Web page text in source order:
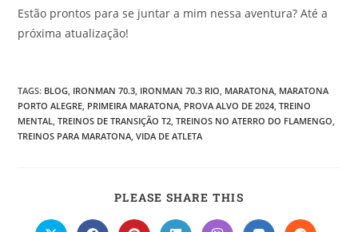
Estão prontos para se juntar a mim nessa aventura? Até a
próxima atualização!
TAGS: BLOG, IRONMAN 70.3, IRONMAN 70.3 RIO, MARATONA, MARATONA
PORTO ALEGRE, PRIMEIRA MARATONA, PROVA ALVO DE 2024, TREINO
MENTAL, TREINOS DE TRANSIÇÃO T2, TREINOS NO ATERRO DO FLAMENGO,
TREINOS PARA MARATONA, VIDA DE ATLETA
PLEASE SHARE THIS